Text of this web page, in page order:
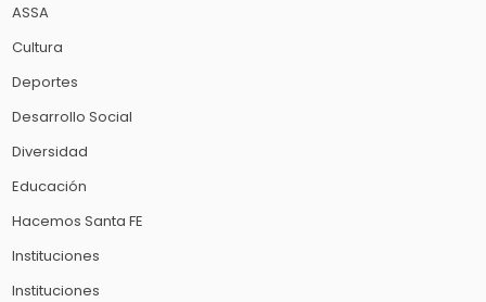
ASSA
Cultura
Deportes
Desarrollo Social
Diversidad
Educación
Hacemos Santa FE
Instituciones
Instituciones